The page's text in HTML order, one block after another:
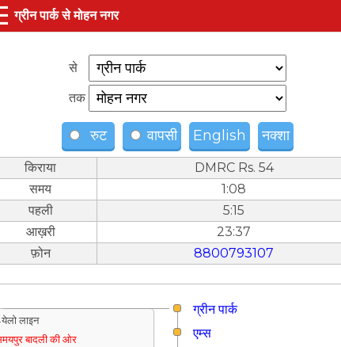
ग्रीन पार्क से मोहन नगर
से
तक
रुट वापसी English नक्शा
किराया
DMRC Rs. 54
समय
1:08
पहली
5:15
आख़री
23:37
फ़ोन
8800793107
ग्रीन पार्क
लाइन
बादली की ओर
एम्स